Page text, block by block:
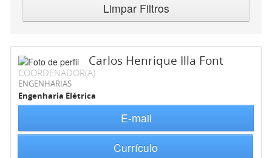
Limpar Filtros
Carlos Henrique Illa Font
COORDENADOR(A)
ENGENHARIAS
Engenharia Elétrica
E-mail
Currículo